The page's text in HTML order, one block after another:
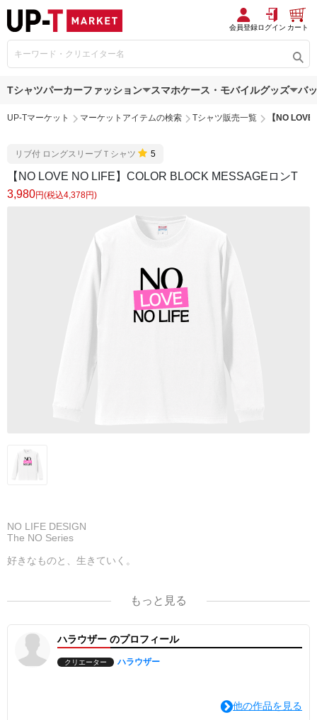
会員登録ログイン カート
Tシャツパーカーファッション スマホケース・モバイルグッズ バ
UP-Tマーケット マーケットアイテムの検索 Tシャツ販売一覧 【NO
リブ付 ロングスリーブＴシャツ 5
【NO LOVE NO LIFE】COLOR BLOCK MESSAGEロンT
3,980円(税込4,378円)
NO LIFE DESIGN
The NO Series
好きなものと、生きていく。
愛なくして、人生なし。
大切な人を想う、優しい時間。季節をまたいで長く着られるロンT
は、愛着の湧く定番アイテムになります。
■ 季節を問わず、長く付き合える一着。
もっと見る
ハラウザー のプロフィール
クリエーター ハラウザー
他の作品を見る